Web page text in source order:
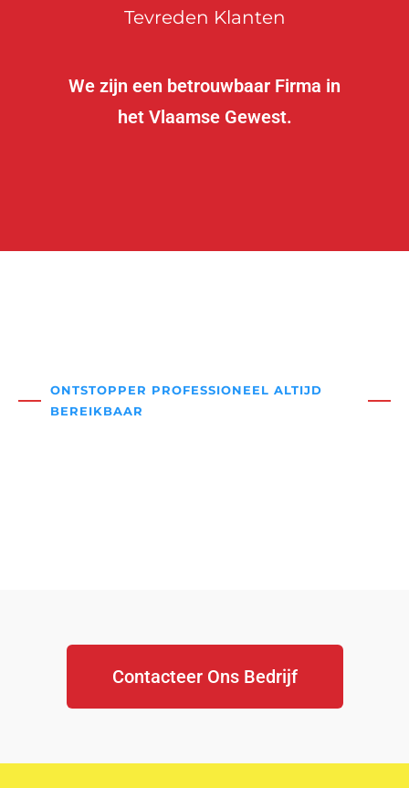
Tevreden Klanten
We zijn een betrouwbaar Firma in
het Vlaamse Gewest.
ONTSTOPPER PROFESSIONEEL ALTIJD
BEREIKBAAR
Contacteer Ons Bedrijf